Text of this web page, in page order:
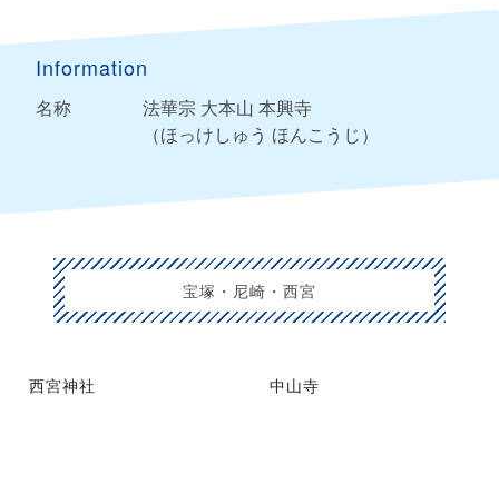
Information
名称
法華宗 大本山 本興寺
（ほっけしゅう ほんこうじ）
宝塚・尼崎・西宮
西宮神社 中山寺